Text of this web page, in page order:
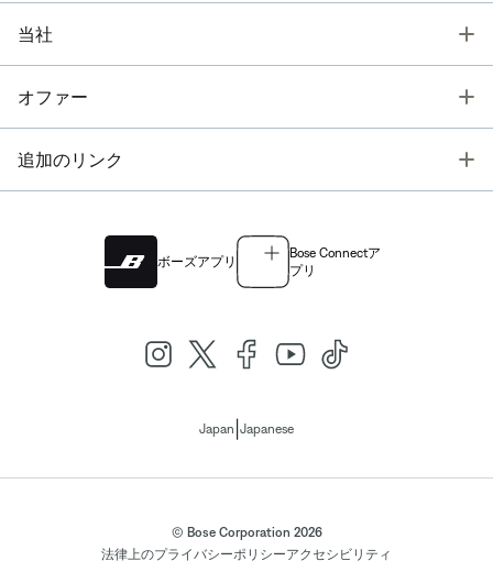
当社
オファー
追加のリンク
ボーズアプリ
Bose Connectア
プリ
Japan Japanese
© Bose Corporation 2026
法律上のプライバシーポリシーアクセシビリティ